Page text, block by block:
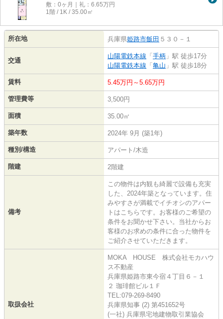
敷：0ヶ月｜礼：6.65万円
1階 / 1K / 35.00㎡
所在地 兵庫県姫路市飯田 ５３０－１
交通
山陽電鉄本線 「 手柄 」駅 徒歩17分
山陽電鉄本線 「 亀山 」駅 徒歩18分
賃料 5.45万円～5.65万円
管理費等 3,500円
面積 35.00㎡
築年数 2024年 9月 (築1年)
種別/構造 アパート/木造
階建 2階建
備考
この物件は内観も綺麗で設備も充実
した、2024年築となっています。住
みやすさが満載でイチオシのアパー
トはこちらです。お客様のご希望の
条件をお聞かせ下さい。当社からお
客様のお求めの条件に合った物件を
ご紹介させていただきます。
取扱会社
MOKA HOUSE 株式会社モカハウ
ス不動産
兵庫県姫路市東今宿４丁目６－１
２ 珈琲館ビル１Ｆ
TEL:079-269-8490
兵庫県知事 (2) 第451652号
(一社) 兵庫県宅地建物取引業協会